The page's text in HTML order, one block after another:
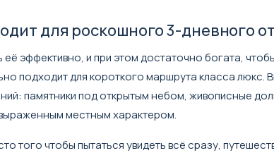
для роскошного 3-дневного
эффективно, и при этом достаточно богата,
подходит для короткого маршрута класса люкс.
памятники под открытым небом, живописные
местным характером.
того чтобы пытаться увидеть всё сразу,